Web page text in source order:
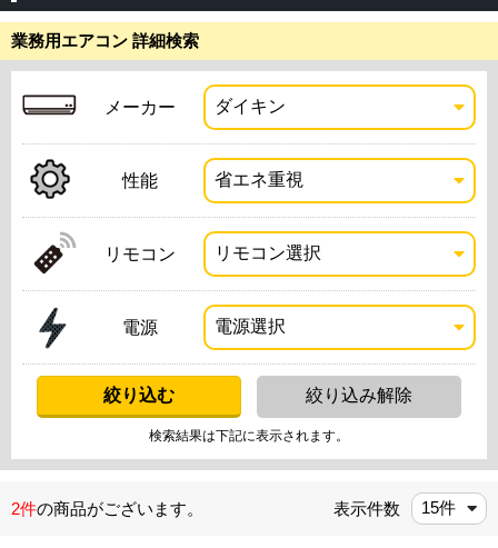
業務用エアコン 詳細検索
メーカー
性能
リモコン
電源
検索結果は下記に表示されます。
2件の商品がございます。 表示件数